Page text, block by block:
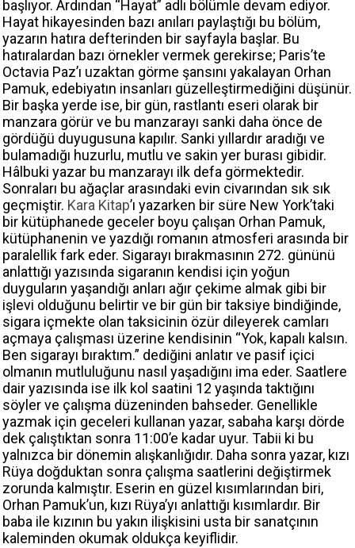
başlıyor. Ardından “Hayat” adlı bölümle devam ediyor.
Hayat hikayesinden bazı anıları paylaştığı bu bölüm,
yazarın hatıra defterinden bir sayfayla başlar. Bu
hatıralardan bazı örnekler vermek gerekirse; Paris’te
Octavia Paz’ı uzaktan görme şansını yakalayan Orhan
Pamuk, edebiyatın insanları güzelleştirmediğini düşünür.
Bir başka yerde ise, bir gün, rastlantı eseri olarak bir
manzara görür ve bu manzarayı sanki daha önce de
gördüğü duyugusuna kapılır. Sanki yıllardır aradığı ve
bulamadığı huzurlu, mutlu ve sakin yer burası gibidir.
Hâlbuki yazar bu manzarayı ilk defa görmektedir.
Sonraları bu ağaçlar arasındaki evin civarından sık sık
geçmiştir. Kara Kitap’ı yazarken bir süre New York’taki
bir kütüphanede geceler boyu çalışan Orhan Pamuk,
kütüphanenin ve yazdığı romanın atmosferi arasında bir
paralellik fark eder. Sigarayı bırakmasının 272. gününü
anlattığı yazısında sigaranın kendisi için yoğun
duyguların yaşandığı anları ağır çekime almak gibi bir
işlevi olduğunu belirtir ve bir gün bir taksiye bindiğinde,
sigara içmekte olan taksicinin özür dileyerek camları
açmaya çalışması üzerine kendisinin “Yok, kapalı kalsın.
Ben sigarayı bıraktım.” dediğini anlatır ve pasif içici
olmanın mutluluğunu nasıl yaşadığını ima eder. Saatlere
dair yazısında ise ilk kol saatini 12 yaşında taktığını
söyler ve çalışma düzeninden bahseder. Genellikle
yazmak için geceleri kullanan yazar, sabaha karşı dörde
dek çalıştıktan sonra 11:00’e kadar uyur. Tabii ki bu
yalnızca bir dönemin alışkanlığıdır. Daha sonra yazar, kızı
Rüya doğduktan sonra çalışma saatlerini değiştirmek
zorunda kalmıştır. Eserin en güzel kısımlarından biri,
Orhan Pamuk’un, kızı Rüya’yı anlattığı kısımlardır. Bir
baba ile kızının bu yakın ilişkisini usta bir sanatçının
kaleminden okumak oldukça keyiflidir.